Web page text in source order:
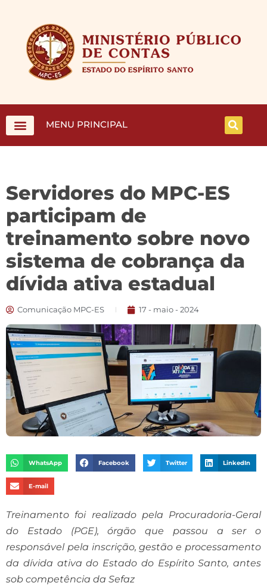
MENU PRINCIPAL
Servidores do MPC-ES
participam de
treinamento sobre novo
sistema de cobrança da
dívida ativa estadual
Comunicação MPC-ES 17 - maio - 2024
WhatsApp Facebook Twitter LinkedIn
E-mail
Treinamento foi realizado pela Procuradoria-Geral
do Estado (PGE), órgão que passou a ser o
responsável pela inscrição, gestão e processamento
da dívida ativa do Estado do Espírito Santo, antes
sob competência da Sefaz